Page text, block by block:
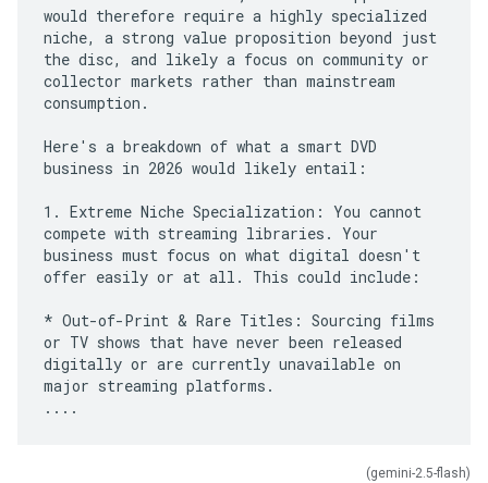
would therefore require a highly specialized
niche, a strong value proposition beyond just
the disc, and likely a focus on community or
collector markets rather than mainstream
consumption.
Here's a breakdown of what a smart DVD
business in 2026 would likely entail:
1. Extreme Niche Specialization: You cannot
compete with streaming libraries. Your
business must focus on what digital doesn't
offer easily or at all. This could include:
* Out-of-Print & Rare Titles: Sourcing films
or TV shows that have never been released
digitally or are currently unavailable on
major streaming platforms.
(gemini-2.5-flash)